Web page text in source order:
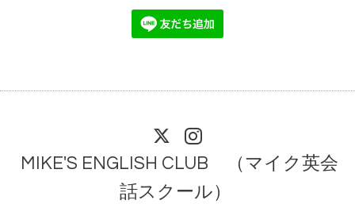
MIKE'S ENGLISH CLUB （マイク英会
話スクール）